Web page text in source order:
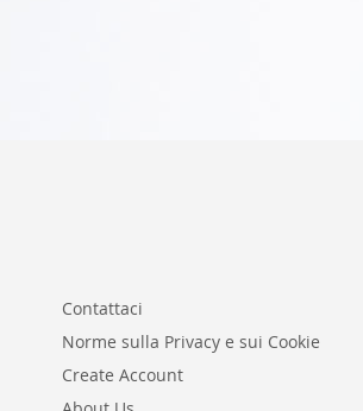
Contattaci
Norme sulla Privacy e sui Cookie
Create Account